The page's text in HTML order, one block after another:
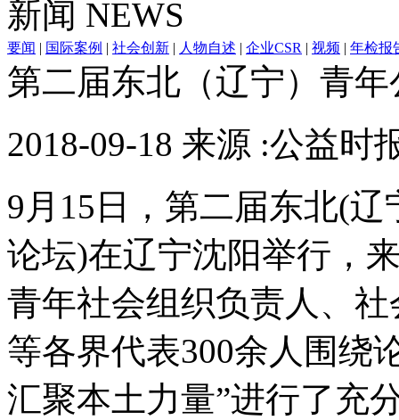
新闻 NEWS
要闻 | 国际案例 | 社会创新 | 人物自述 | 企业CSR | 视频 | 年检报
第二届东北（辽宁）青
2018-09-18 来源 :公益时
9月15日，第二届东北(
论坛)在辽宁沈阳举行，
青年社会组织负责人、
等各界代表300余人围
汇聚本土力量”进行了充